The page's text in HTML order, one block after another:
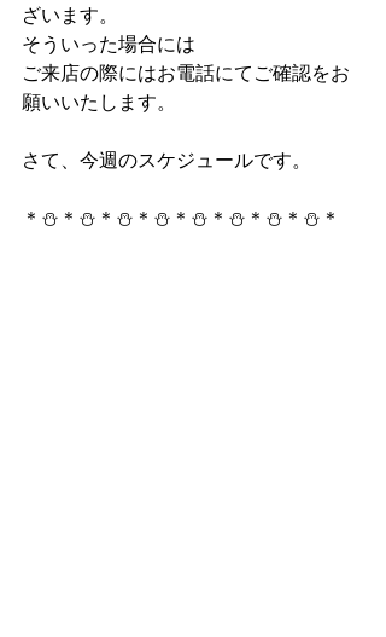
ざいます。
そういった場合には
ご来店の際にはお電話にてご確認をお
願いいたします。
さて、今週のスケジュールです。
＊⛄＊⛄＊⛄＊⛄＊⛄＊⛄＊⛄＊⛄＊